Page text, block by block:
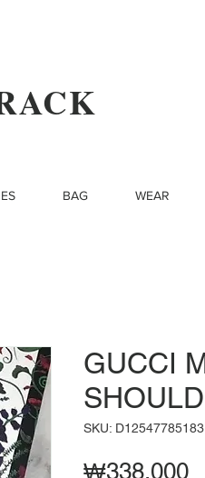
BAG WEAR
GUCCI
SKU: D12547785183
₩338,000가